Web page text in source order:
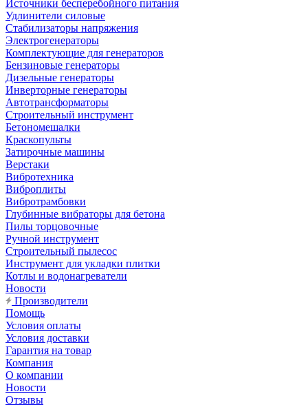
Источники бесперебойного питания
Удлинители силовые
Стабилизаторы напряжения
Электрогенераторы
Комплектующие для генераторов
Бензиновые генераторы
Дизельные генераторы
Инверторные генераторы
Автотрансформаторы
Строительный инструмент
Бетономешалки
Краскопульты
Затирочные машины
Верстаки
Вибротехника
Виброплиты
Вибротрамбовки
Глубинные вибраторы для бетона
Пилы торцовочные
Ручной инструмент
Строительный пылесос
Инструмент для укладки плитки
Котлы и водонагреватели
Новости
Производители
Помощь
Условия оплаты
Условия доставки
Гарантия на товар
Компания
О компании
Новости
Отзывы